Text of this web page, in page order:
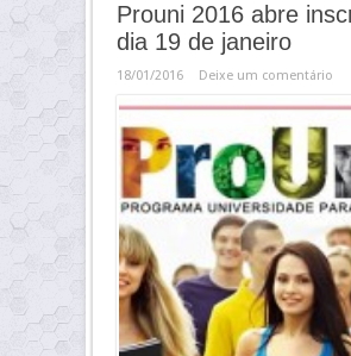
Prouni 2016 abre
dia 19 de janeiro
18/01/2016 Deixe um comentário